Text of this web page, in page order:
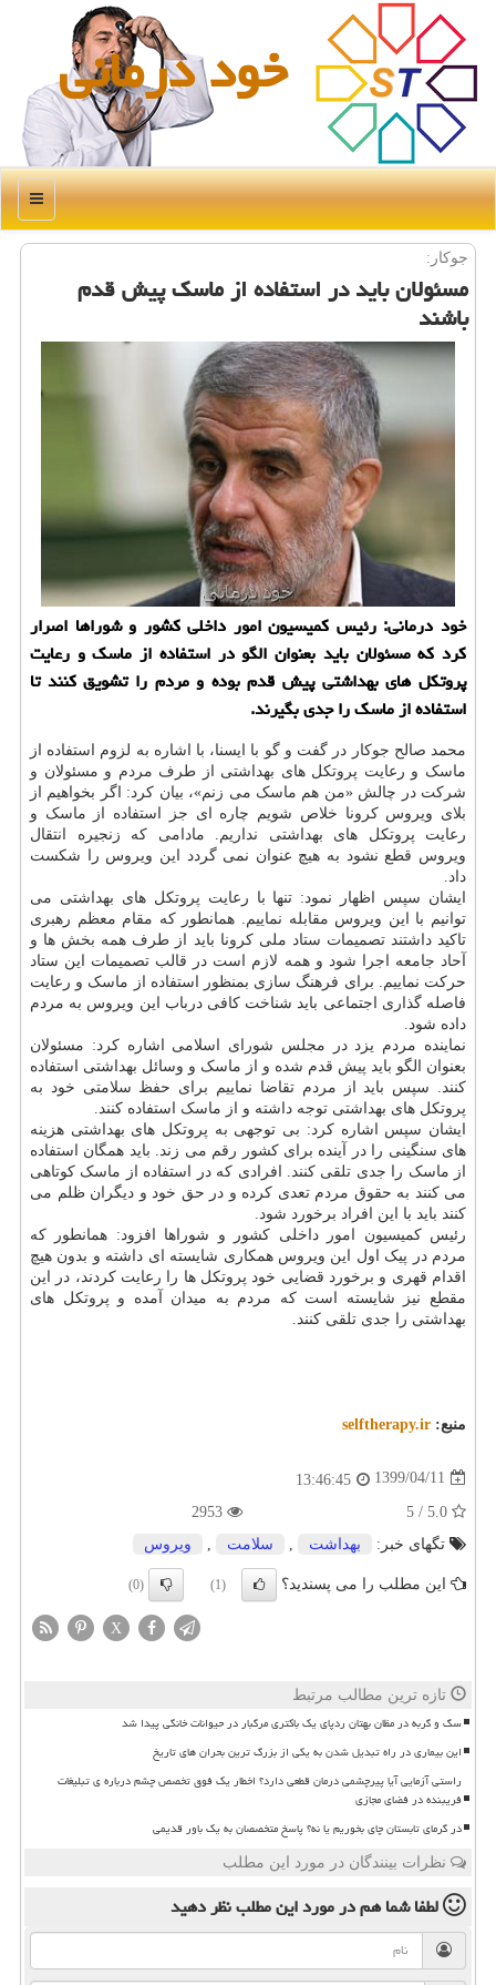
خود درمانی
منو
جوكار:
مسئولان باید در استفاده از ماسك پیش قدم
باشند
خود درمانی: رئیس كمیسیون امور داخلی كشور و شوراها اصرار
كرد كه مسئولان باید بعنوان الگو در استفاده از ماسك و رعایت
پروتكل های بهداشتی پیش قدم بوده و مردم را تشویق كنند تا
استفاده از ماسك را جدی بگیرند.
محمد صالح جوکار در گفت و گو با ایسنا، با اشاره به لزوم استفاده از
ماسک و رعایت پروتکل های بهداشتی از طرف مردم و مسئولان و
شرکت در چالش «من هم ماسک می زنم»، بیان کرد: اگر بخواهیم از
بلای ویروس کرونا خلاص شویم چاره ای جز استفاده از ماسک و
رعایت پروتکل های بهداشتی نداریم. مادامی که زنجیره انتقال
ویروس قطع نشود به هیچ عنوان نمی گردد این ویروس را شکست
داد.
ایشان سپس اظهار نمود: تنها با رعایت پروتکل های بهداشتی می
توانیم با این ویروس مقابله نماییم. همانطور که مقام معظم رهبری
تاکید داشتند تصمیمات ستاد ملی کرونا باید از طرف همه بخش ها و
آحاد جامعه اجرا شود و همه لازم است در قالب تصمیمات این ستاد
حرکت نماییم. برای فرهنگ سازی بمنظور استفاده از ماسک و رعایت
فاصله گذاری اجتماعی باید شناخت کافی درباب این ویروس به مردم
داده شود.
نماینده مردم یزد در مجلس شورای اسلامی اشاره کرد: مسئولان
بعنوان الگو باید پیش قدم شده و از ماسک و وسائل بهداشتی استفاده
کنند. سپس باید از مردم تقاضا نماییم برای حفظ سلامتی خود به
پروتکل های بهداشتی توجه داشته و از ماسک استفاده کنند.
ایشان سپس اشاره کرد: بی توجهی به پروتکل های بهداشتی هزینه
های سنگینی را در آینده برای کشور رقم می زند. باید همگان استفاده
از ماسک را جدی تلقی کنند. افرادی که در استفاده از ماسک کوتاهی
می کنند به حقوق مردم تعدی کرده و در حق خود و دیگران ظلم می
کنند باید با این افراد برخورد شود.
رئیس کمیسیون امور داخلی کشور و شوراها افزود: همانطور که
مردم در پیک اول این ویروس همکاری شایسته ای داشته و بدون هیچ
اقدام قهری و برخورد قضایی خود پروتکل ها را رعایت کردند، در این
مقطع نیز شایسته است که مردم به میدان آمده و پروتکل های
بهداشتی را جدی تلقی کنند.
منبع: selftherapy.ir
1399/04/11
13:46:45
تگهای خبر:
بهداشت سلامت ویروس
این مطلب را می پسندید؟ (1)
(0)
X
تازه ترین مطالب مرتبط
سگ و گربه در مظان بهتان ردپای یک باکتری مرگبار در حیوانات خانگی پیدا شد
این بیماری در راه تبدیل شدن به یکی از بزرگ ترین بحران های تاریخ
راستی آزمایی آیا پیرچشمی درمان قطعی دارد؟ اخطار یک فوق تخصص چشم درباره ی تبلیغات
فریبنده در فضای مجازی
در گرمای تابستان چای بخوریم یا نه؟ پاسخ متخصصان به یک باور قدیمی
نظرات بینندگان در مورد این مطلب
لطفا شما همدر مورد این مطلبنظر دهید